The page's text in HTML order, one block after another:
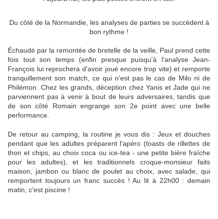
Du côté de la Normandie, les analyses de parties se succèdent à
bon rythme !
Échaudé par la remontée de bretelle de la veille, Paul prend cette
fois tout son temps (enfin presque puisqu'à l'analyse Jean-
François lui reprochera d'avoir joué encore trop vite) et remporte
tranquillement son match, ce qui n'est pas le cas de Milo ni de
Philémon. Chez les grands, déception chez Yanis et Jade qui ne
parviennent pas à venir à bout de leurs adversaires, tandis que
de son côté Romain engrange son 2e point avec une belle
performance.
De retour au camping, la routine je vous dis : Jeux et douches
pendant que les adultes préparent l'apéro (toasts de rillettes de
thon et chips, au choix coca ou ice-tea - une petite bière fraîche
pour les adultes), et les traditionnels croque-monsieur faits
maison, jambon ou blanc de poulet au choix, avec salade, qui
remportent toujours un franc succès ! Au lit à 22h00 : demain
matin, c'est piscine !